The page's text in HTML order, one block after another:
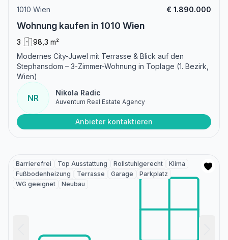
1010 Wien € 1.890.000
Wohnung kaufen in 1010 Wien
3
98,3 m²
Modernes City-Juwel mit Terrasse & Blick auf den
Stephansdom – 3-Zimmer-Wohnung in Toplage (1. Bezirk,
Wien)
NR
Nikola Radic
Auventum Real Estate Agency
Anbieter kontaktieren
Barrierefrei Top Ausstattung Rollstuhlgerecht
Klima
Fußbodenheizung
Terrasse Garage
Parkplatz
WG geeignet
Neubau